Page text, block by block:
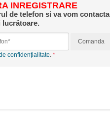
INREGISTRARE
de telefon si va vom contacta
lucrătoare.
Comanda
confidențialitate.